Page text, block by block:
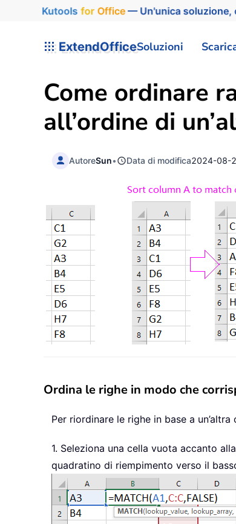
Kutools for Office— Un'unica soluzione,
ExtendOfficeSoluzioni
Come ordinare
all’ordine di
AutoreSun• Data di modifica2024-08-
Ordina le righe in modo che
Per riordinare le righe in base a
1. Seleziona una cella vuota accanto
quadratino di riempimento verso il